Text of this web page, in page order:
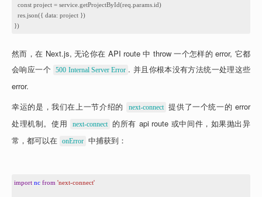
  const project = service.getProjectById(req.params.id)
  res.json({ data: project })
})
然而，在 Next.js, 无论你在 API route 中 throw 一个怎样的 error, 它都
会响应一个 500 Internal Server Error . 并且你根本没有方法统一处理这些
error.
幸运的是，我们在上一节介绍的
next-connect 提供了一个统一的 error
处理机制。使用
next-connect
的所有 api route 或中间件，如果抛出异
常，都可以在 onError 中捕获到：
import nc from 'next-connect'